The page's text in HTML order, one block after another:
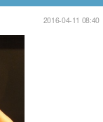
2016-04-11 08:40